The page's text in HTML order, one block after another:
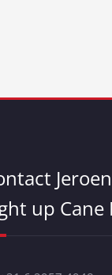
up Cane